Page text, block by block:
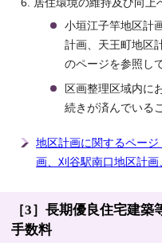
居住環境の維持及び向上
小垣江子竿地区計
計画、天王町地区
のページを参照し
区画整理区域内に
続きが済んでいる
地区計画に関するペー
画、刈谷駅南口地区計
［3］長期優良住宅建
手数料